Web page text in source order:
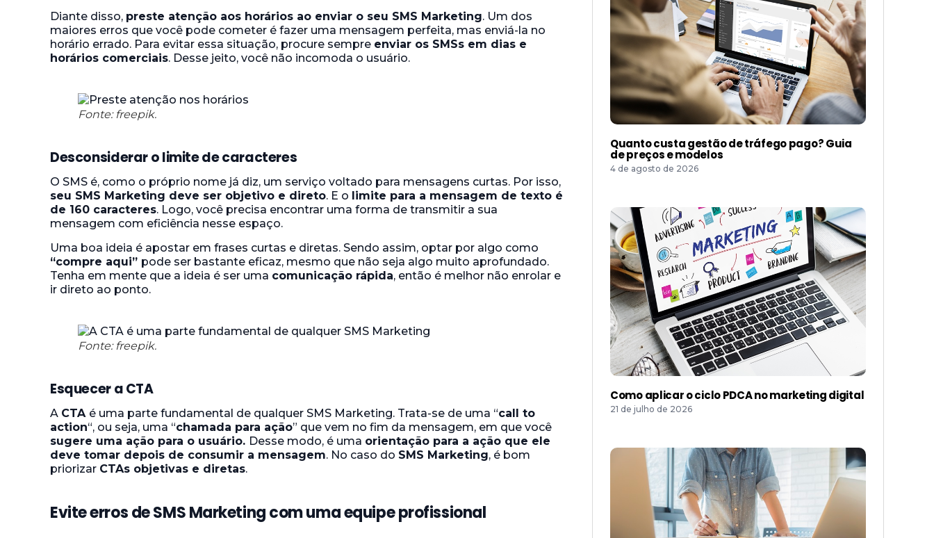
Diante disso, preste atenção aos horários ao enviar o seu SMS Marketing. Um dos
maiores erros que você pode cometer é fazer uma mensagem perfeita, mas enviá-la no
horário errado. Para evitar essa situação, procure sempre enviar os SMSs em dias e
horários comerciais. Desse jeito, você não incomoda o usuário.
Fonte: freepik.
Desconsiderar o limite de caracteres
O SMS é, como o próprio nome já diz, um serviço voltado para mensagens curtas. Por isso,
seu SMS Marketing deve ser objetivo e direto. E o limite para a mensagem de texto é
de 160 caracteres. Logo, você precisa encontrar uma forma de transmitir a sua
mensagem com eficiência nesse espaço.
Uma boa ideia é apostar em frases curtas e diretas. Sendo assim, optar por algo como
“compre aqui” pode ser bastante eficaz, mesmo que não seja algo muito aprofundado.
Tenha em mente que a ideia é ser uma comunicação rápida, então é melhor não enrolar e
ir direto ao ponto.
Fonte: freepik.
Esquecer a CTA
A CTA é uma parte fundamental de qualquer SMS Marketing. Trata-se de uma “call to
action“, ou seja, uma “chamada para ação” que vem no fim da mensagem, em que você
sugere uma ação para o usuário. Desse modo, é uma orientação para a ação que ele
deve tomar depois de consumir a mensagem. No caso do SMS Marketing, é bom
priorizar CTAs objetivas e diretas.
Evite erros de SMS Marketing com uma equipe profissional
Quanto custa gestão de tráfego pago? Guia
de preços e modelos
4 de agosto de 2026
Como aplicar o ciclo PDCA no marketing digital
21 de julho de 2026